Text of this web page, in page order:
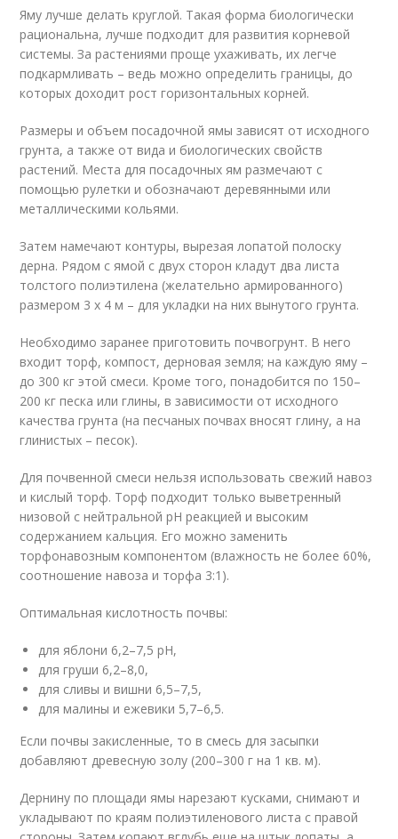
Яму лучше делать круглой. Такая форма биологически
рациональна, лучше подходит для развития корневой
системы. За растениями проще ухаживать, их легче
подкармливать – ведь можно определить границы, до
которых доходит рост горизонтальных корней.
Размеры и объем посадочной ямы зависят от исходного
грунта, а также от вида и биологических свойств
растений. Места для посадочных ям размечают с
помощью рулетки и обозначают деревянными или
металлическими кольями.
Затем намечают контуры, вырезая лопатой полоску
дерна. Рядом с ямой с двух сторон кладут два листа
толстого полиэтилена (желательно армированного)
размером 3 х 4 м – для укладки на них вынутого грунта.
Необходимо заранее приготовить почвогрунт. В него
входит торф, компост, дерновая земля; на каждую яму –
до 300 кг этой смеси. Кроме того, понадобится по 150–
200 кг песка или глины, в зависимости от исходного
качества грунта (на песчаных почвах вносят глину, а на
глинистых – песок).
Для почвенной смеси нельзя использовать свежий навоз
и кислый торф. Торф подходит только выветренный
низовой с нейтральной рН реакцией и высоким
содержанием кальция. Его можно заменить
торфонавозным компонентом (влажность не более 60%,
соотношение навоза и торфа 3:1).
Оптимальная кислотность почвы:
для яблони 6,2–7,5 рН,
для груши 6,2–8,0,
для сливы и вишни 6,5–7,5,
для малины и ежевики 5,7–6,5.
Если почвы закисленные, то в смесь для засыпки
добавляют древесную золу (200–300 г на 1 кв. м).
Дернину по площади ямы нарезают кусками, снимают и
укладывают по краям полиэтиленового листа с правой